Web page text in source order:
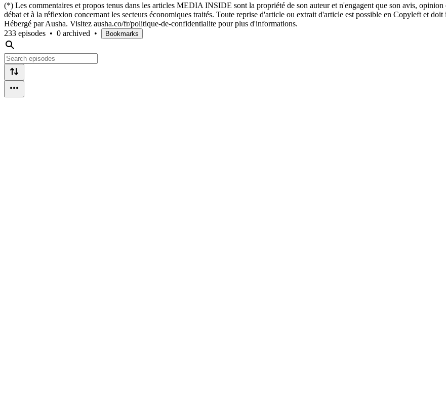
(*) Les commentaires et propos tenus dans les articles MEDIA INSIDE sont la propriété de son auteur et n'engagent que son avis,
débat et à la réflexion concernant les secteurs économiques traités. Toute reprise d'article ou extrait d'article est possible en Copyleft et
Hébergé par Ausha. Visitez ausha.co/fr/politique-de-confidentialite pour plus d'informations.
233 episodes • 0 archived • Bookmarks